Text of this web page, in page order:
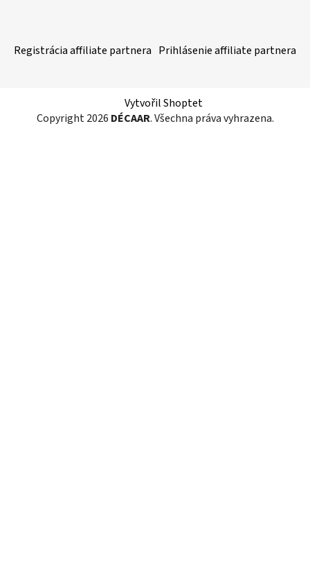
Registrácia affiliate partnera Prihlásenie affiliate partnera
Vytvořil Shoptet
Copyright 2026 DÉCAAR. Všechna práva vyhrazena.